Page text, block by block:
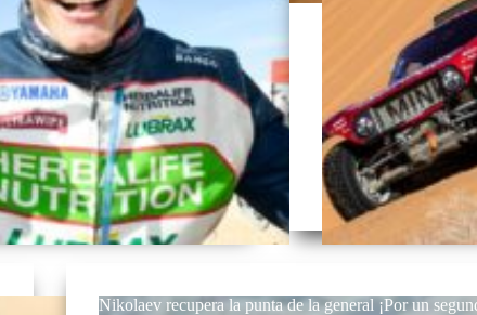
Nikolaev recupera la punta de la general ¡Por un